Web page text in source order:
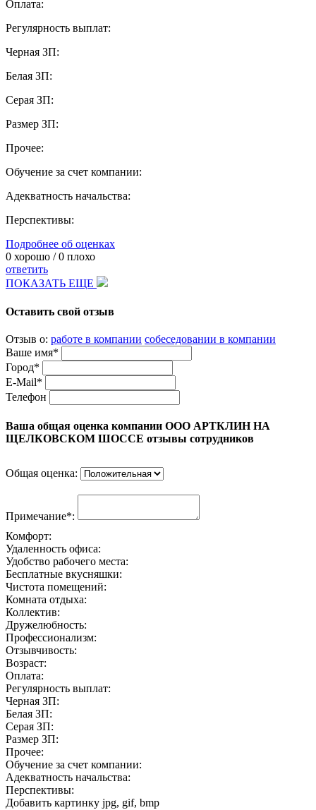
Оплата:
Регулярность выплат:
Черная ЗП:
Белая ЗП:
Серая ЗП:
Размер ЗП:
Прочее:
Обучение за счет компании:
Адекватность начальства:
Перспективы:
Подробнее об оценках
0 хорошо /0 плохо
ответить
ПОКАЗАТЬ ЕЩЕ
Оставить свой отзыв
Отзыв о: работе в компании собеседовании в компании
Ваше имя*
Город*
E-Mail*
Телефон
Ваша общая оценка компании ООО АРТКЛИН НА
ЩЕЛКОВСКОМ ШОССЕ отзывы сотрудников
Общая оценка:
Примечание*:
Комфорт:
Удаленность офиса:
Удобство рабочего места:
Бесплатные вкусняшки:
Чистота помещений:
Комната отдыха:
Коллектив:
Дружелюбность:
Профессионализм:
Отзывчивость:
Возраст:
Оплата:
Регулярность выплат:
Черная ЗП:
Белая ЗП:
Серая ЗП:
Размер ЗП:
Прочее:
Обучение за счет компании:
Адекватность начальства:
Перспективы:
Добавить картинку jpg, gif, bmp